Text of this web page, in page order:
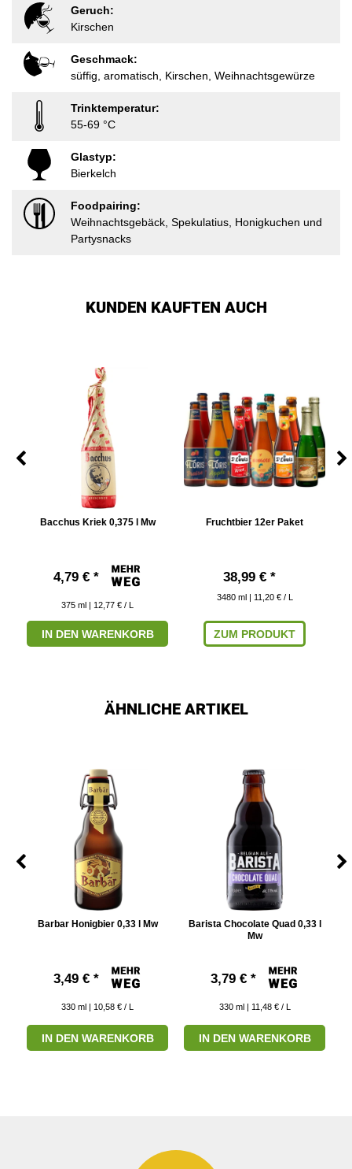
Geruch:
Kirschen
Geschmack:
süffig, aromatisch, Kirschen, Weihnachtsgewürze
Trinktemperatur:
55-69 °C
Glastyp:
Bierkelch
Foodpairing:
Weihnachtsgebäck, Spekulatius, Honigkuchen und
Partysnacks
KUNDEN KAUFTEN AUCH
Bacchus Kriek 0,375 l Mw
4,79 € *
375 ml | 12,77 € / L
IN DEN WARENKORB
Fruchtbier 12er Paket
38,99 € *
3480 ml | 11,20 € / L
ZUM PRODUKT
ÄHNLICHE ARTIKEL
Barbar Honigbier 0,33 l Mw
3,49 € *
330 ml | 10,58 € / L
IN DEN WARENKORB
Barista Chocolate Quad 0,33 l
Mw
3,79 € *
330 ml | 11,48 € / L
IN DEN WARENKORB